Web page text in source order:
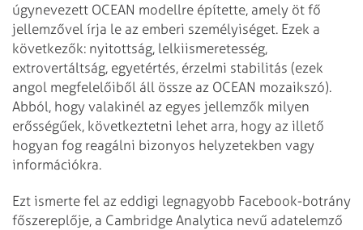
úgynevezett OCEAN modellre építette, amely öt fő
jellemzővel írja le az emberi személyiséget. Ezek a
következők: nyitottság, lelkiismeretesség,
extrovertáltság, egyetértés, érzelmi stabilitás (ezek
angol megfelelőiből áll össze az OCEAN mozaikszó).
Abból, hogy valakinél az egyes jellemzők milyen
erősségűek, következtetni lehet arra, hogy az illető
hogyan fog reagálni bizonyos helyzetekben vagy
információkra.
Ezt ismerte fel az eddigi legnagyobb Facebook-botrány
főszereplője, a Cambridge Analytica nevű adatelemző